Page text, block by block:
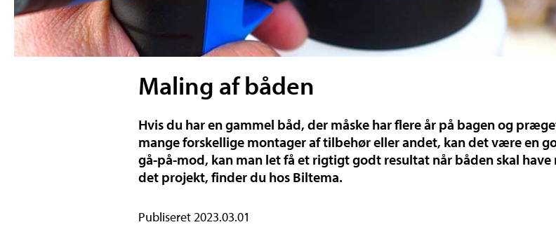
Maling af båden
Hvis du har en gammel båd, der måske har flere år på bagen og
mange forskellige montager af tilbehør eller andet, kan det være en
gå-på-mod, kan man let få et rigtigt godt resultat når båden skal
det projekt, finder du hos Biltema.
Publiseret 2023.03.01